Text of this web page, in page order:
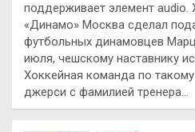
поддерживает элемент audio.
«Динамо» Москва сделал
футбольных динамовцев
июля, чешскому наставнику
Хоккейная команда по
джерси с фамилией тренера…